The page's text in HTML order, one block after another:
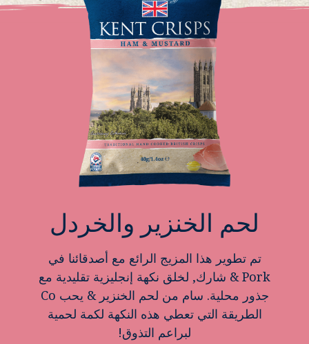
لحم الخنزير والخردل
تم تطوير هذا المزيج الرائع مع أصدقائنا في
Pork & شارك, لخلق نكهة إنجليزية تقليدية مع
جذور محلية. سام من لحم الخنزير & يحب Co
الطريقة التي تعطي هذه النكهة لكمة لحمية
لبراعم التذوق!